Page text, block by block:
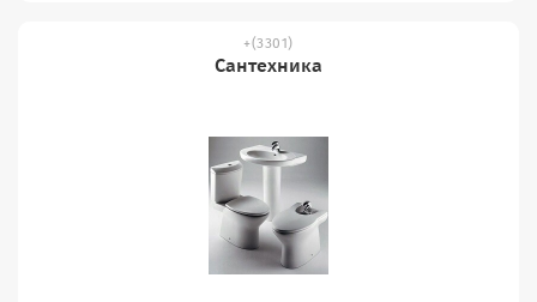
(3301)
Сантехника